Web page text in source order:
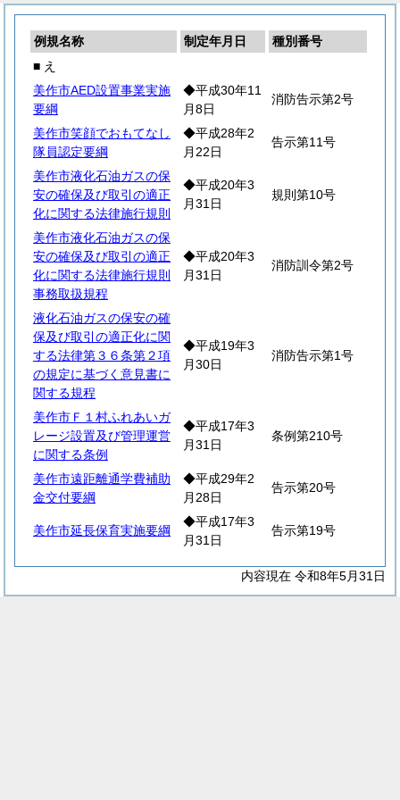
例規名称 制定年月日
種別番号
■ え
美作市AED設置事業実施
要綱
◆平成30年11
月8日
消防告示第2号
美作市笑顔でおもてなし
隊員認定要綱
◆平成28年2
月22日
告示第11号
美作市液化石油ガスの保
安の確保及び取引の適正
化に関する法律施行規則
◆平成20年3
月31日
規則第10号
美作市液化石油ガスの保
安の確保及び取引の適正
化に関する法律施行規則
事務取扱規程
◆平成20年3
月31日
消防訓令第2号
液化石油ガスの保安の確
保及び取引の適正化に関
する法律第３６条第２項
の規定に基づく意見書に
関する規程
◆平成19年3
月30日
消防告示第1号
美作市Ｆ１村ふれあいガ
レージ設置及び管理運営
に関する条例
◆平成17年3
月31日
条例第210号
美作市遠距離通学費補助
金交付要綱
◆平成29年2
月28日
告示第20号
美作市延長保育実施要綱
◆平成17年3
月31日
告示第19号
内容現在 令和8年5月31日